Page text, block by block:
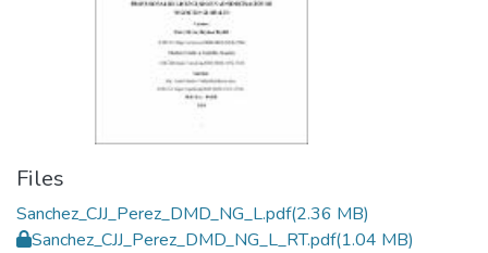
Files
Sanchez_CJJ_Perez_DMD_NG_L.pdf(2.36 MB)
Sanchez_CJJ_Perez_DMD_NG_L_RT.pdf(1.04 MB)